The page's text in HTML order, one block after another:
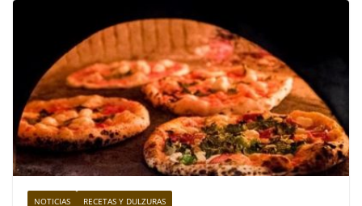
NOTICIAS RECETAS Y DULZURAS